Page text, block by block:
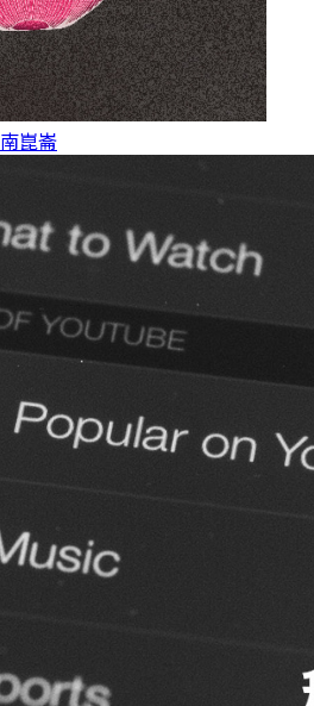
崑崙